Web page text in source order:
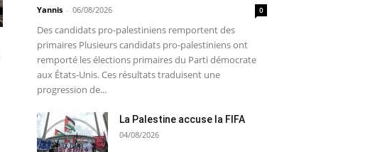
Yannis - 06/08/2026 0
Des candidats pro-palestiniens remportent des
primaires Plusieurs candidats pro-palestiniens ont
remporté les élections primaires du Parti démocrate
aux États-Unis. Ces résultats traduisent une
progression de...
La Palestine accuse la FIFA
04/08/2026